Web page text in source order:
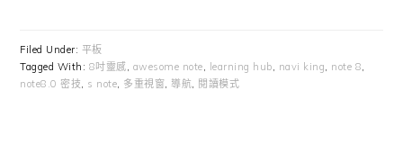
Filed Under: 平板
Tagged With: 8吋靈感, awesome note, learning hub, navi king, note 8,
note8.0 密技, s note, 多重視窗, 導航, 閱讀模式